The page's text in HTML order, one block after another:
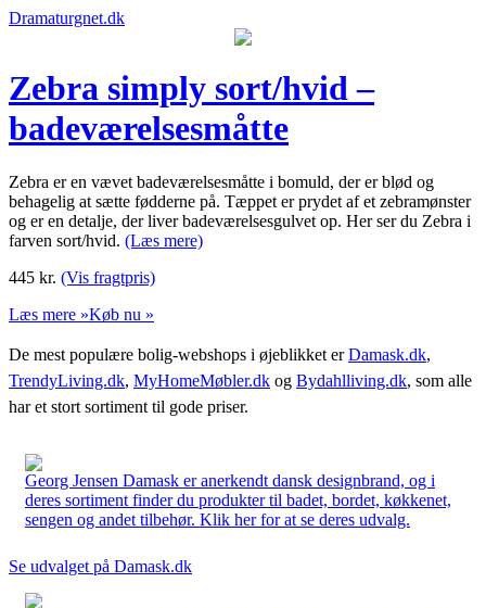
Dramaturgnet.dk
Zebra simply sort/hvid –
badeværelsesmåtte
Zebra er en vævet badeværelsesmåtte i bomuld, der er blød og
behagelig at sætte fødderne på. Tæppet er prydet af et zebramønster
og er en detalje, der liver badeværelsesgulvet op. Her ser du Zebra i
farven sort/hvid. (Læs mere)
445 kr. (Vis fragtpris)
Læs mere »Køb nu »
De mest populære bolig-webshops i øjeblikket erDamask.dk,
TrendyLiving.dk, MyHomeMøbler.dk og Bydahlliving.dk, som alle
har et stort sortiment til gode priser.
Georg Jensen Damask er anerkendt dansk designbrand, og i
deres sortiment finder du produkter til badet, bordet, køkkenet,
sengen og andet tilbehør. Klik her for at se deres udvalg.
Se udvalget på Damask.dk